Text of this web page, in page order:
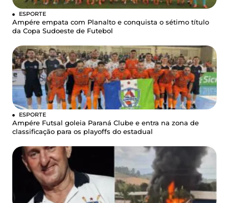
ESPORTE
Ampére empata com Planalto e conquista o sétimo título
da Copa Sudoeste de Futebol
ESPORTE
Ampére Futsal goleia Paraná Clube e entra na zona de
classificação para os playoffs do estadual